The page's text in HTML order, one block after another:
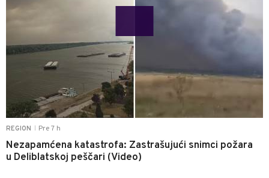
REGION Pre 7 h
Nezapamćena katastrofa: Zastrašujući snimci požara
u Deliblatskoj peščari (Video)